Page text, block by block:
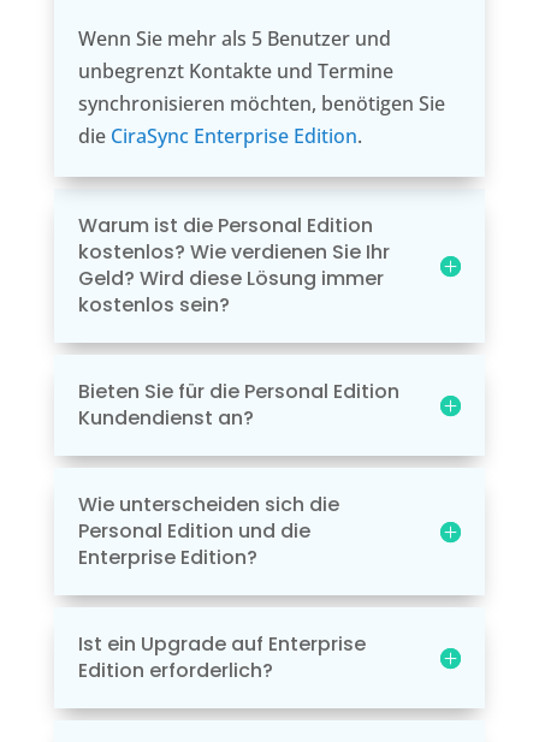
Wenn Sie mehr als 5 Benutzer und
unbegrenzt Kontakte und Termine
synchronisieren möchten, benötigen Sie
die CiraSync Enterprise Edition.
Warum ist die Personal Edition
kostenlos? Wie verdienen Sie Ihr
Geld? Wird diese Lösung immer
kostenlos sein?
Bieten Sie für die Personal Edition
Kundendienst an?
Wie unterscheiden sich die
Personal Edition und die
Enterprise Edition?
Ist ein Upgrade auf Enterprise
Edition erforderlich?